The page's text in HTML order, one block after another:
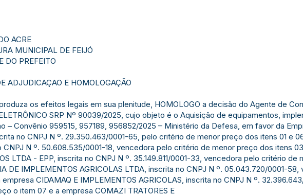
ACRE
MUNICIPAL DE FEIJÓ
DO PREFEITO
ADJUDICAÇAO E HOMOLOGAÇÃO
os efeitos legais em sua plenitude, HOMOLOGO a decisão do Agente de
SRP Nº 90039/2025, cujo objeto é o Aquisição de equipamentos,
– Convênio 959515, 957189, 956852/2025 – Ministério da Defesa, em favor da
no CNPJ N º. 29.350.463/0001-65, pelo critério de menor preço dos itens 01 e
CNPJ N º. 50.608.535/0001-18, vencedora pelo critério de menor preço dos itens
LTDA - EPP, inscrita no CNPJ N º. 35.149.811/0001-33, vencedora pelo critério
DE IMPLEMENTOS AGRICOLAS LTDA, inscrita no CNPJ N º. 05.043.720/0001-
CIDAMAQ E IMPLEMENTOS AGRICOLAS, inscrita no CNPJ N º.
o item 07 e a empresa COMAZI TRATORES E